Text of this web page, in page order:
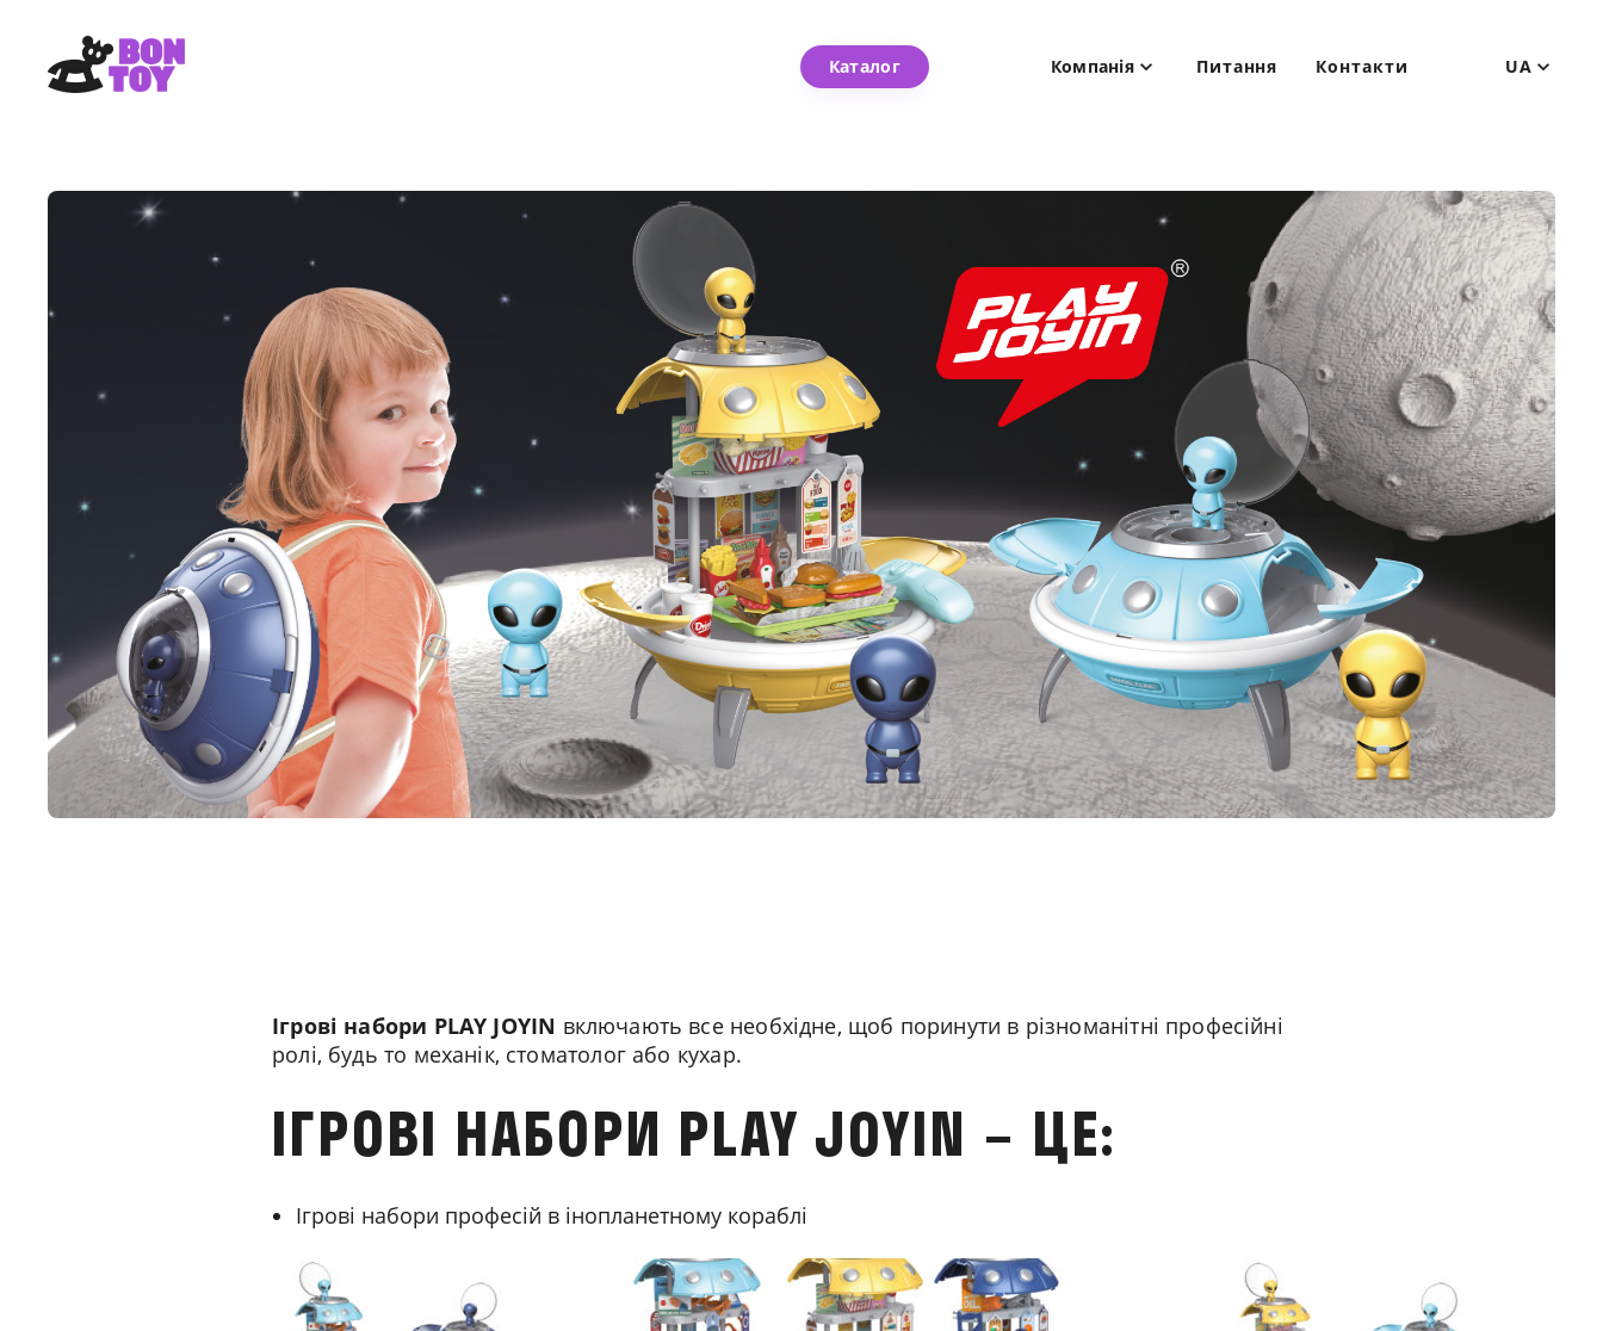
Каталог Компанія Питання Контакти UA
Ігрові набори PLAY JOYIN включають все необхідне, щоб поринути в різноманітні професійні
ролі, будь то механік, стоматолог або кухар.
ІГРОВІ НАБОРИ PLAY JOYIN – ЦЕ:
Ігрові набори професій в інопланетному кораблі